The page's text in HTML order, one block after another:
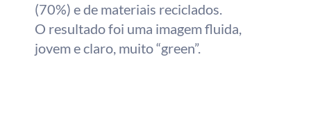
(70%) e de materiais reciclados.
O resultado foi uma imagem fluida,
jovem e claro, muito “green”.